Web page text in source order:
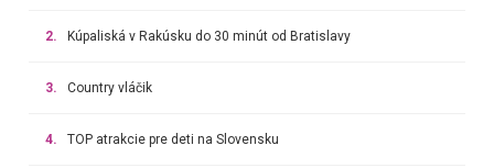
2. Kúpaliská v Rakúsku do 30 minút od Bratislavy
3. Country vláčik
4. TOP atrakcie pre deti na Slovensku